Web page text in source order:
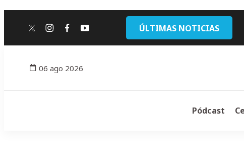
twitterinstagram
facebook
youtube ÚLTIMAS NOTICIAS
06 ago 2026
Pódcast